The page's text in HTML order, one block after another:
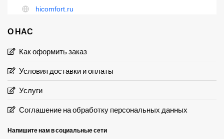
О НАС
Как оформить заказ
Условия доставки и оплаты
Услуги
Соглашение на обработку персональных данных
Напишите нам в социальные сети